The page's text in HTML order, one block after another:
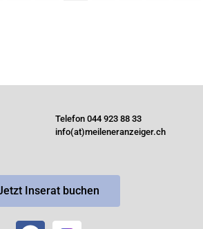
Telefon 044 923 88 33
info(at)meileneranzeiger.ch
Inserat buchen